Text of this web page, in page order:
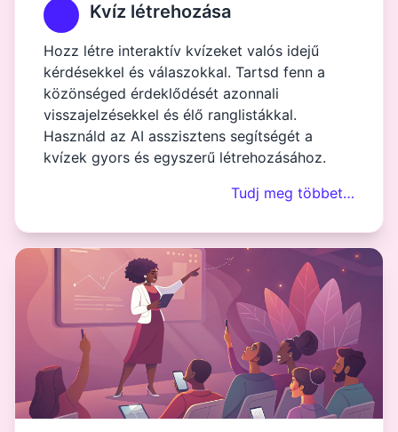
Kvíz létrehozása
Hozz létre interaktív kvízeket valós idejű
kérdésekkel és válaszokkal. Tartsd fenn a
közönséged érdeklődését azonnali
visszajelzésekkel és élő ranglistákkal.
Használd az AI asszisztens segítségét a
kvízek gyors és egyszerű létrehozásához.
Tudj meg többet…